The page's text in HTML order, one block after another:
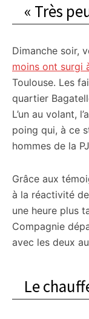
« Très
Dimanche soir,
moins ont surgi
Toulouse. Les
quartier
L’un au volant,
poing qui, à ce
hommes de la
Grâce aux
à la réactivité
une heure plus
Compagnie
avec les deux
Le